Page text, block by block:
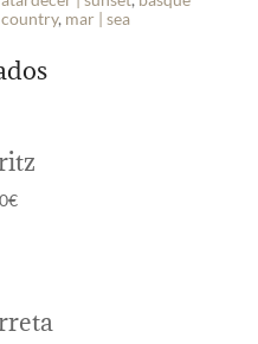
country, mar | sea
€